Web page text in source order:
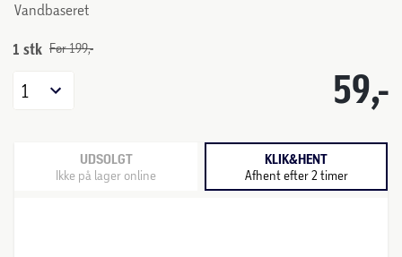
Vandbaseret
1 stk Før 199,-
59,-
1
UDSOLGT
Ikke på lager online
KLIK&HENT
Afhent efter 2 timer